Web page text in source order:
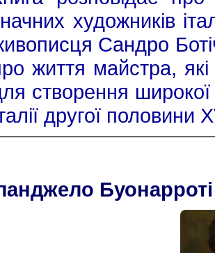
художників
Сандро
життя майстра,
створення широкої
другої половини